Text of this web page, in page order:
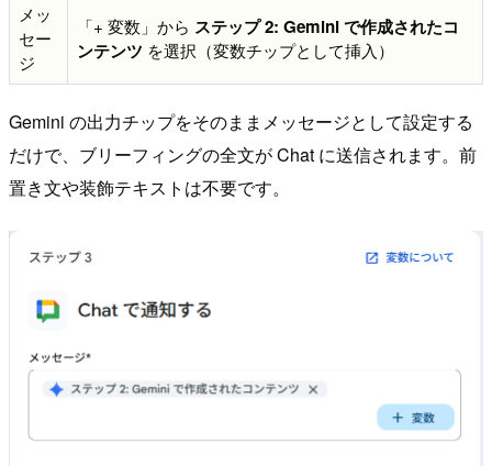
メッ
セー
ジ
「+ 変数」から ステップ 2: Gemini で作成されたコ
ンテンツ を選択（変数チップとして挿入）
Gemini の出力チップをそのままメッセージとして設定する
だけで、ブリーフィングの全文が Chat に送信されます。前
置き文や装飾テキストは不要です。